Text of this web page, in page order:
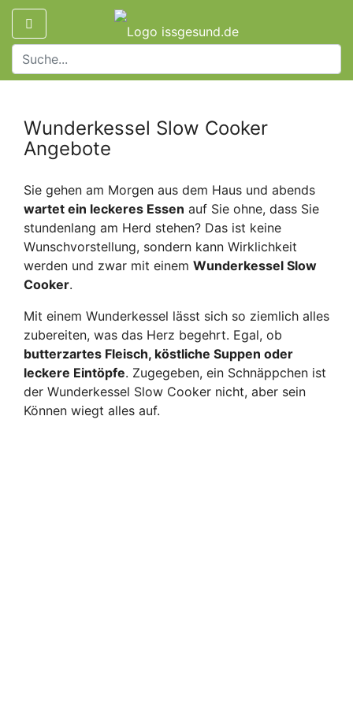
Wunderkessel Slow Cooker
Angebote
Sie gehen am Morgen aus dem Haus und abends
wartet ein leckeres Essen auf Sie ohne, dass Sie
stundenlang am Herd stehen? Das ist keine
Wunschvorstellung, sondern kann Wirklichkeit
werden und zwar mit einem Wunderkessel Slow
Cooker.
Mit einem Wunderkessel lässt sich so ziemlich alles
zubereiten, was das Herz begehrt. Egal, ob
butterzartes Fleisch, köstliche Suppen oder
leckere Eintöpfe. Zugegeben, ein Schnäppchen ist
der Wunderkessel Slow Cooker nicht, aber sein
Können wiegt alles auf.